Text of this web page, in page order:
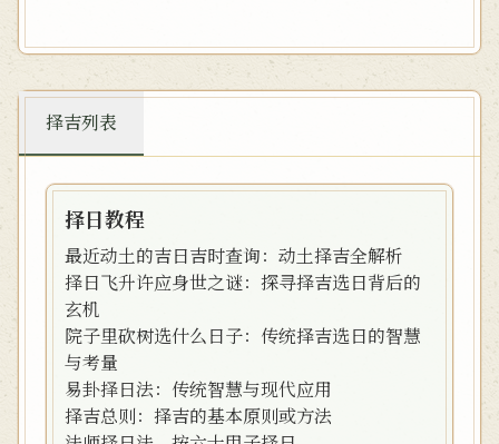
择吉列表
择日教程
最近动土的吉日吉时查询：动土择吉全解析
择日飞升许应身世之谜：探寻择吉选日背后的
玄机
院子里砍树选什么日子：传统择吉选日的智慧
与考量
易卦择日法：传统智慧与现代应用
择吉总则：择吉的基本原则或方法